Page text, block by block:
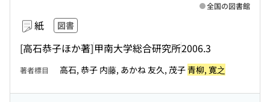
紙 図書
[高石恭子ほか著]甲南大学総合研究所2006.3
全国の図書館
著者標目 高石, 恭子 内藤, あかね 友久, 茂子青柳, 寛之